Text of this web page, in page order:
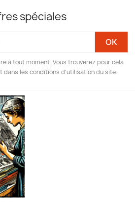
spéciales
à tout moment. Vous trouverez pour cela
dans les conditions d'utilisation du site.